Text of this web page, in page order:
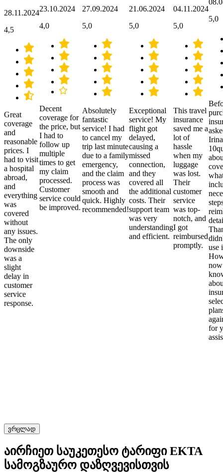
28.11.2024
4,5
Great
coverage
and
reasonable
prices. I
had to visit
a hospital
abroad,
and
everything
was
covered
without
any issues.
The only
downside
was a
slight
delay in
customer
service
response.
23.10.2024
4,0
Decent
coverage for
the price, but
I had to
follow up
multiple
times to get
my claim
processed.
Customer
service could
be improved.
27.09.2024
5,0
Absolutely
fantastic
service! I had
to cancel my
trip last minute
due to a family
emergency,
and the claim
process was
smooth and
quick. Highly
recommended!
21.06.2024
5,0
Exceptional
service! My
flight got
delayed,
causing a
missed
connection,
and they
covered all
the additional
costs. Their
support team
was very
understanding
and efficient.
04.11.2024
5,0
This travel
insurance
saved me a
lot of
hassle
when my
luggage
was lost.
Their
customer
service
was top-
notch, and
I got
reimbursed
promptly.
5,0
use
for
ვრცლად
აირჩიეთ საუკეთესო ტარიფი EKTA
სამოგზაურო დაზღვევისთვის